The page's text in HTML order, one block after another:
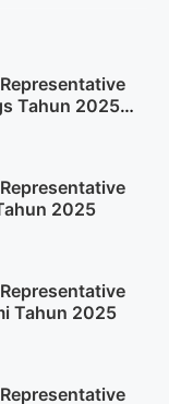
Tahun 2025
2025
Tahun 2025